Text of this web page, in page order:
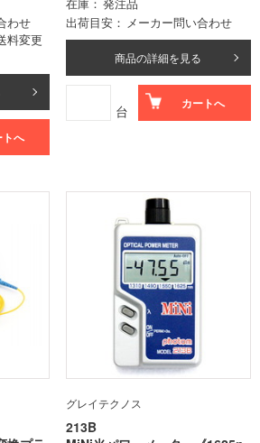
わせ
料変更
トへ
出荷目安
メーカー問い合わせ
商品の詳細を見る
台 カートへ
グレイテクノス
213B